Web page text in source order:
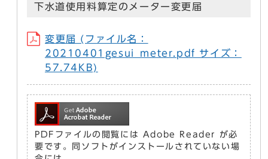
下水道使用料算定のメーター変更届
変更届 (ファイル名：
20210401gesui_meter.pdf サイズ：
57.74KB)
PDFファイルの閲覧には Adobe Reader が必
要です。同ソフトがインストールされていない場